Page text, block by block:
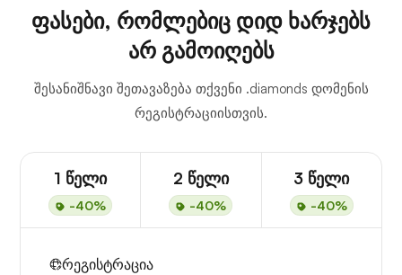
ფასები, რომლებიც დიდ ხარჯებს
არ გამოიღებს
შესანიშნავი შეთავაზება თქვენი .diamonds დომენის
რეგისტრაციისთვის.
1 წელი
-40%
2 წელი
-40%
3 წელი
-40%
რეგისტრაცია